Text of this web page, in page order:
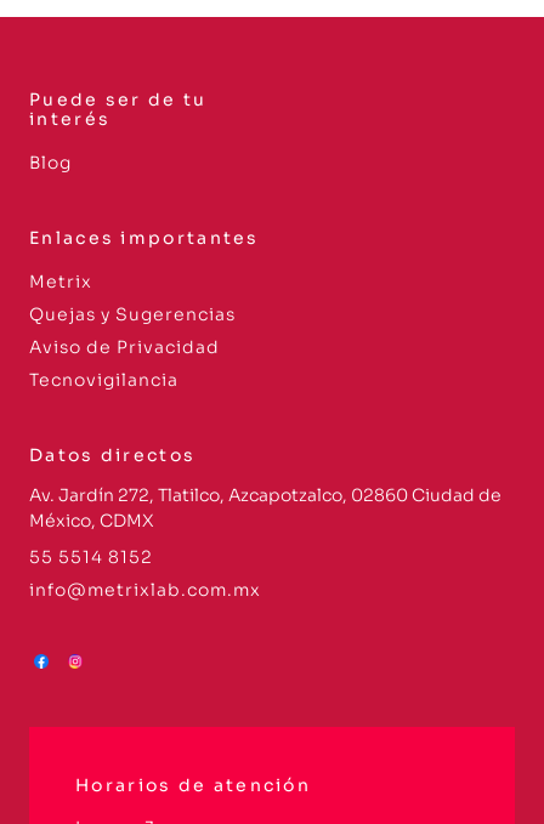
Puede ser de tu
interés
Blog
Enlaces importantes
Metrix
Quejas y Sugerencias
Aviso de Privacidad
Tecnovigilancia
Datos directos
Av. Jardín 272, Tlatilco, Azcapotzalco, 02860 Ciudad de
México, CDMX
55 5514 8152
info@metrixlab.com.mx
Horarios de atención